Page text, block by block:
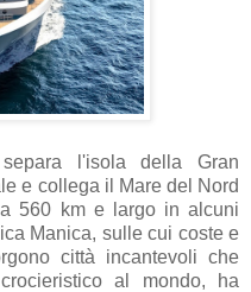
l'isola della Gran
e collega il Mare del Nord
560 km e largo in alcuni
Manica, sulle cui coste e
città incantevoli che
al mondo, ha